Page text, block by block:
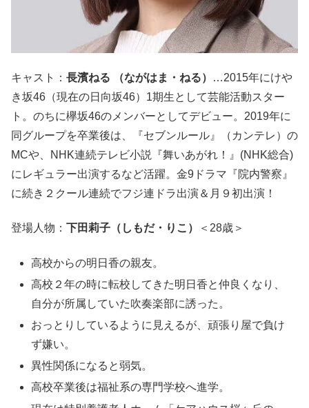
キャスト： 長濱ねる （ながはま・ねる）
…2015年にけや
き坂46（現在の日向坂46）1期生として芸能活動スター
ト。のちに欅坂46のメンバーとしてデビュー。2019年に
同グループを卒業後は、『セブンルール』（カンテレ）の
MCや、NHK連続テレビ小説『舞いあがれ！』(NHK総合)
にレギュラー出演するなど活躍。金9ドラマ『院内警察』
に続き２クール連続でフジ連ドラ出演＆月９初出演！
登場人物： 下田莉子（しもだ・りこ） ＜28歳＞
高校からの明日香の親友。
高校２年の時に転校してきた明日香と仲良くなり、
自分が所属していた吹奏楽部に誘った。
おっとりしているように見えるが、頑張り屋で負け
ず嫌い。
異性関係になると弱気。
高校卒業後は福祉系の専門学校へ進学。